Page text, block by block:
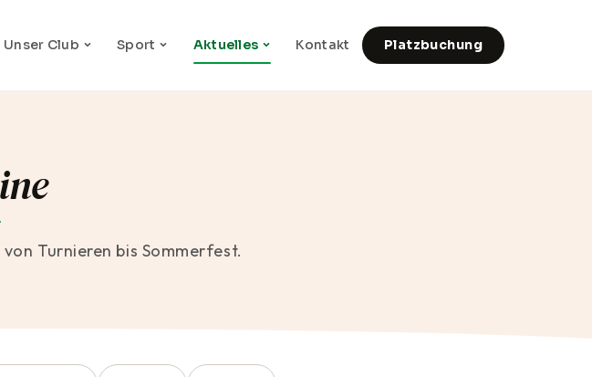
Unser Club Sport Aktuelles Kontakt Platzbuchung
Turnieren bis Sommerfest.